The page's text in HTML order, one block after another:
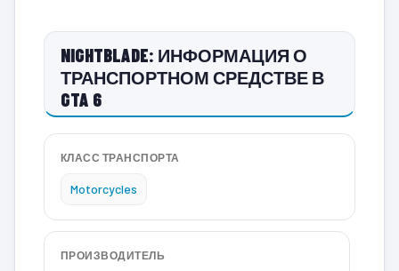
NIGHTBLADE: ИНФОРМАЦИЯ О
ТРАНСПОРТНОМ СРЕДСТВЕ В
GTA 6
КЛАСС ТРАНСПОРТА
Motorcycles
ПРОИЗВОДИТЕЛЬ